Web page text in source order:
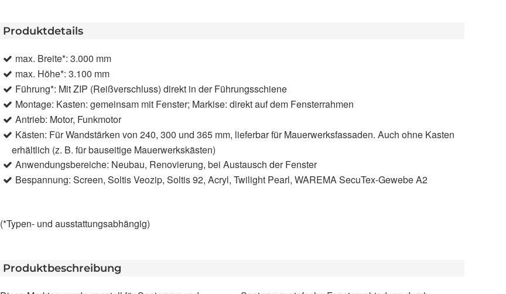
Produktdetails
max. Breite*: 3.000 mm
max. Höhe*: 3.100 mm
Führung*: Mit ZIP (Reißverschluss) direkt in der Führungsschiene
Montage: Kasten: gemeinsam mit Fenster; Markise: direkt auf dem Fensterrahmen
Antrieb: Motor, Funkmotor
Kästen: Für Wandstärken von 240, 300 und 365 mm, lieferbar für Mauerwerksfassaden. Auch ohne Kasten
erhältlich (z. B. für bauseitige Mauerwerkskästen)
Anwendungsbereiche: Neubau, Renovierung, bei Austausch der Fenster
Bespannung: Screen, Soltis Veozip, Soltis 92, Acryl, Twilight Pearl, WAREMA SecuTex-Gewebe A2
(*Typen- und ausstattungsabhängig)
Produktbeschreibung